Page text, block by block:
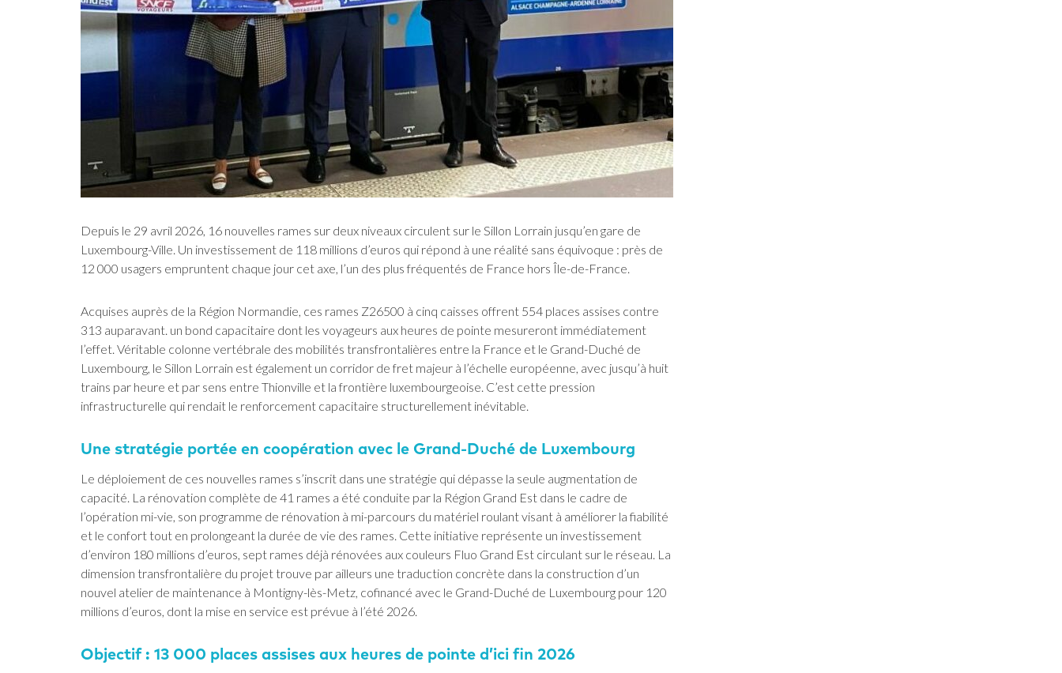
Depuis le 29 avril 2026, 16 nouvelles rames sur deux niveaux circulent sur le Sillon Lorrain jusqu’en gare de
Luxembourg-Ville. Un investissement de 118 millions d’euros qui répond à une réalité sans équivoque : près de
12 000 usagers empruntent chaque jour cet axe, l’un des plus fréquentés de France hors Île-de-France.
Acquises auprès de la Région Normandie, ces rames Z26500 à cinq caisses offrent 554 places assises contre
313 auparavant. un bond capacitaire dont les voyageurs aux heures de pointe mesureront immédiatement
l’effet. Véritable colonne vertébrale des mobilités transfrontalières entre la France et le Grand-Duché de
Luxembourg, le Sillon Lorrain est également un corridor de fret majeur à l’échelle européenne, avec jusqu’à huit
trains par heure et par sens entre Thionville et la frontière luxembourgeoise. C’est cette pression
infrastructurelle qui rendait le renforcement capacitaire structurellement inévitable.
Une stratégie portée en coopération avec le Grand-Duché de Luxembourg
Le déploiement de ces nouvelles rames s’inscrit dans une stratégie qui dépasse la seule augmentation de
capacité. La rénovation complète de 41 rames a été conduite par la Région Grand Est dans le cadre de
l’opération mi-vie, son programme de rénovation à mi-parcours du matériel roulant visant à améliorer la fiabilité
et le confort tout en prolongeant la durée de vie des rames. Cette initiative représente un investissement
d’environ 180 millions d’euros, sept rames déjà rénovées aux couleurs Fluo Grand Est circulant sur le réseau. La
dimension transfrontalière du projet trouve par ailleurs une traduction concrète dans la construction d’un
nouvel atelier de maintenance à Montigny-lès-Metz, cofinancé avec le Grand-Duché de Luxembourg pour 120
millions d’euros, dont la mise en service est prévue à l’été 2026.
Objectif : 13 000 places assises aux heures de pointe d’ici fin 2026